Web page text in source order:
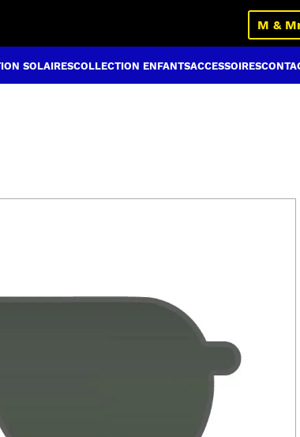
M &
SOLAIRESCOLLECTION ENFANTSACCESSOIRES